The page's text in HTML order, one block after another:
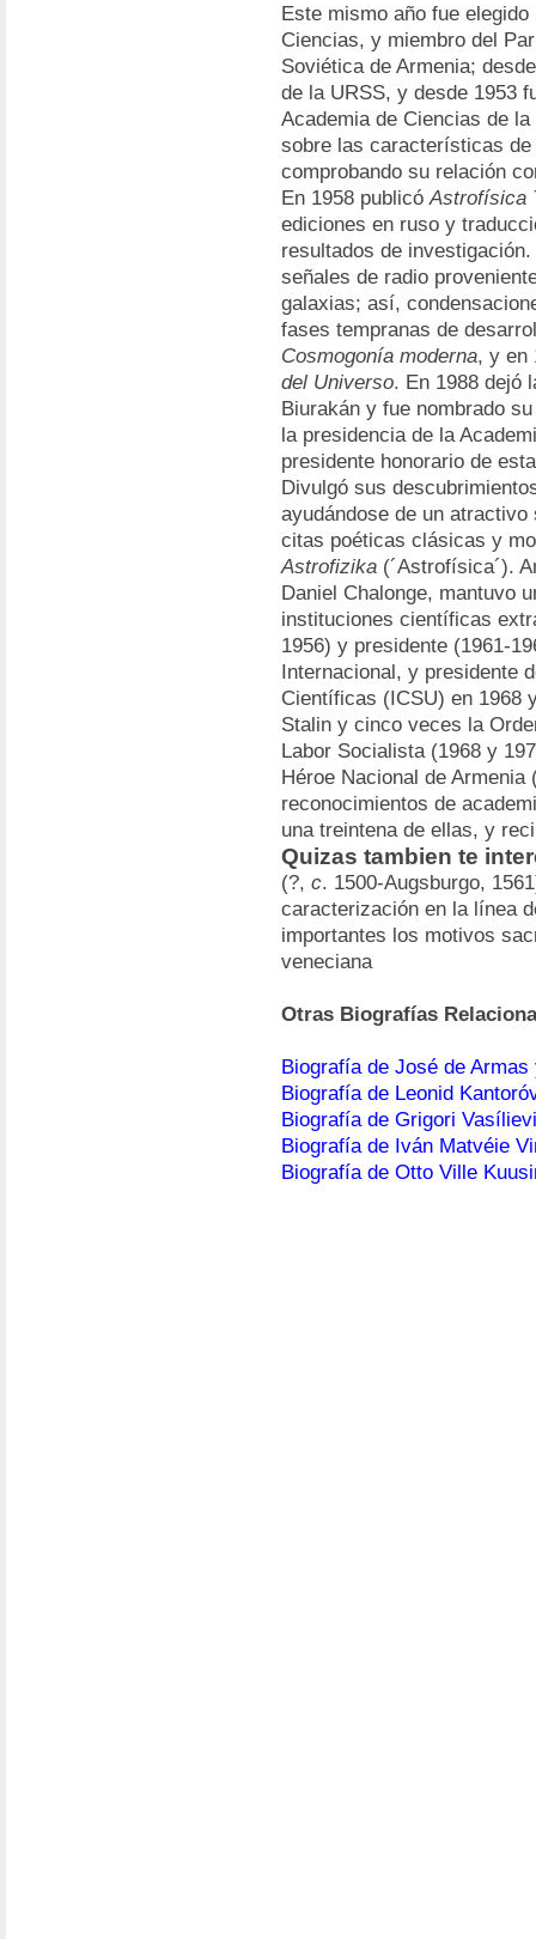
Este mismo año fue
Ciencias, y miembro del
Soviética de Armenia;
de la URSS, y desde 1953
Academia de Ciencias de
sobre las características
comprobando su relación
En 1958 publicóAstrofísica
ediciones en ruso y
resultados de
señales de radio
galaxias; así,
fases tempranas de
Cosmogonía moderna, y en
del Universo. En 1988 dejó
Biurakán y fue nombrado
la presidencia de la
presidente honorario de
Divulgó sus
ayudándose de un
citas poéticas clásicas y
Astrofizika (´Astrofísica´).
Daniel Chalonge, mantuvo
instituciones científicas
1956) y presidente (1961-
Internacional, y presidente
Científicas (ICSU) en 1968
Stalin y cinco veces la
Labor Socialista (1968 y
Héroe Nacional de
reconocimientos de
una treintena de ellas, y
Quizas tambien te
(?, c. 1500-Augsburgo,
caracterización en la línea
importantes los motivos
veneciana
Otras Biografías
Biografía de José de Armas
Biografía de Leonid
Biografía de Grigori
Biografía de Iván Matvéie
Biografía de Otto Ville